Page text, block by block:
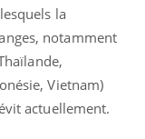
la
notamment
Vietnam)
actuellement.